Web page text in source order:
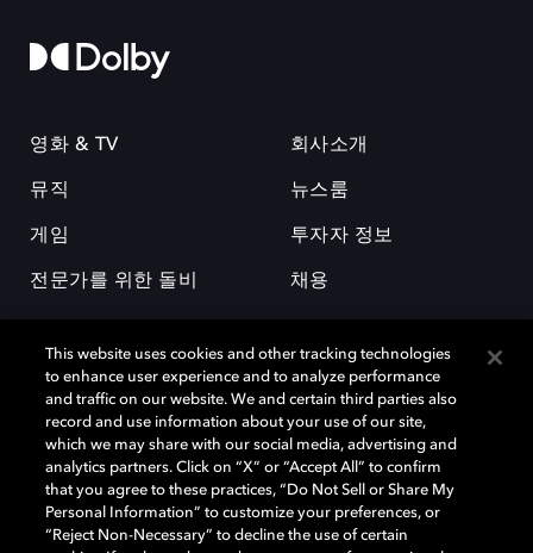
영화 & TV
뮤직
게임
전문가를 위한 돌비
회사소개
뉴스룸
투자자 정보
채용
돌비(Dolby)와 double-D 심볼은 미국 및 기타 국가 돌비래버러토리스
(Dolby Laboratories, Inc.)의 등록 및 미등록 상표이다. 그 밖에 다른 자료에
기재된 상표는 해당 상표 소유권자의 등록상표로 유지된다. © 2025 Dolby
Laboratories, Inc. All rights reserved.
This website uses cookies and other tracking technologies
to enhance user experience and to analyze performance
and traffic on our website. We and certain third parties also
record and use information about your use of our site,
which we may share with our social media, advertising and
analytics partners. Click on “X” or “Accept All” to confirm
that you agree to these practices, “Do Not Sell or Share My
Personal Information” to customize your preferences, or
“Reject Non-Necessary” to decline the use of certain